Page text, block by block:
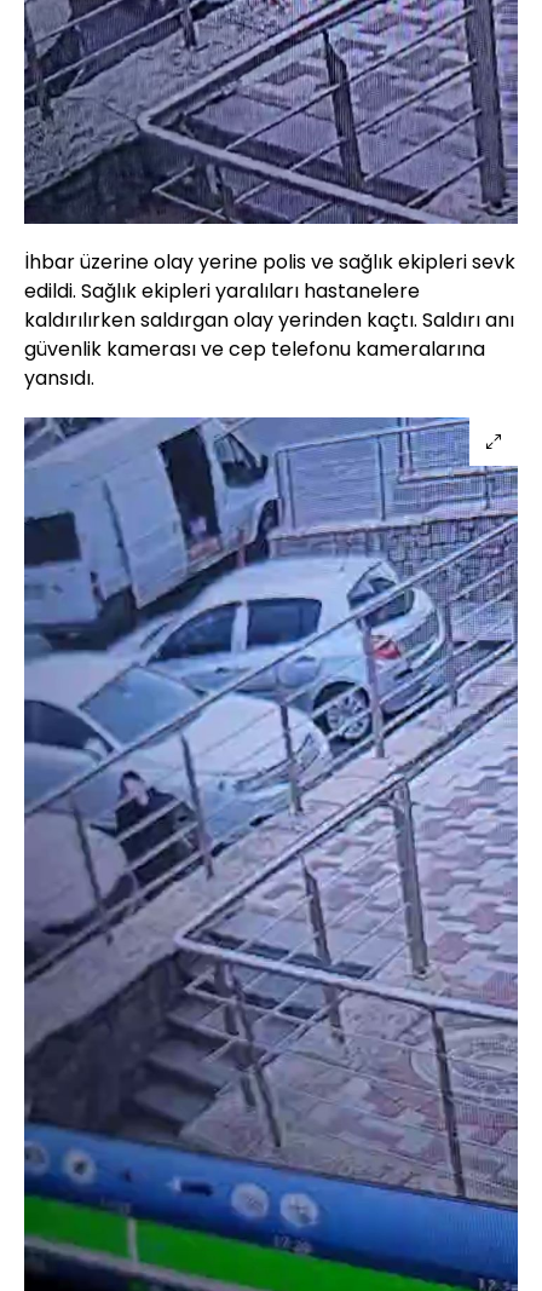
İhbar üzerine olay yerine polis ve sağlık ekipleri sevk
edildi. Sağlık ekipleri yaralıları hastanelere
kaldırılırken saldırgan olay yerinden kaçtı. Saldırı anı
güvenlik kamerası ve cep telefonu kameralarına
yansıdı.